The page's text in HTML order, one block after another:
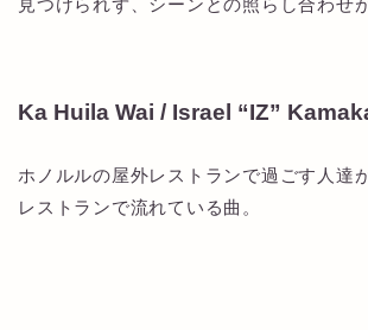
Ka Huila Wai / Israel “IZ”
ホノルルの屋外レストランで過ごす人達
レストランで流れている曲。